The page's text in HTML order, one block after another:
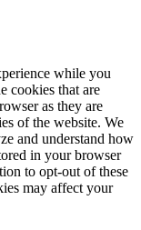
while you
cookies that are
as they are
of the website. We
and understand how
in your browser
to opt-out of these
may affect your